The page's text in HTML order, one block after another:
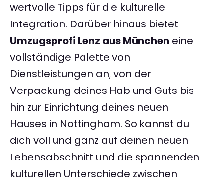
wertvolle Tipps für die kulturelle
Integration. Darüber hinaus bietet
Umzugsprofi Lenz aus München eine
vollständige Palette von
Dienstleistungen an, von der
Verpackung deines Hab und Guts bis
hin zur Einrichtung deines neuen
Hauses in Nottingham. So kannst du
dich voll und ganz auf deinen neuen
Lebensabschnitt und die spannenden
kulturellen Unterschiede zwischen